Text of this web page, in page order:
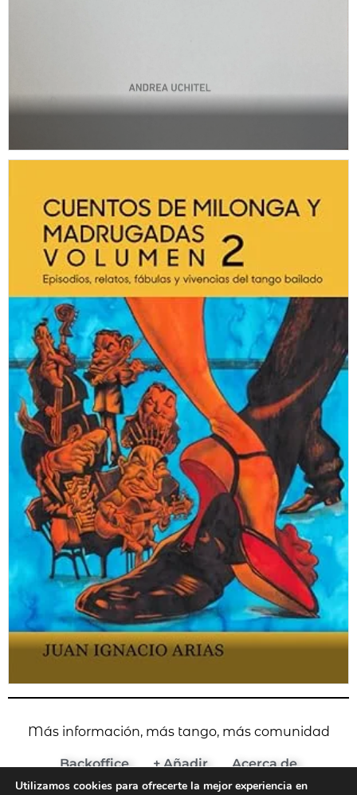
Más información, más tango, más comunidad
Backoffice + Añadir
Acerca de
(c) 2024 Agenda del Tango
Utilizamos cookies para ofrecerte la mejor experiencia en